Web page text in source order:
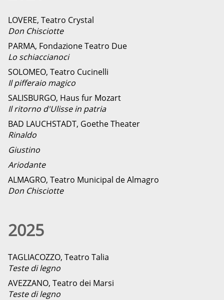
LOVERE, Teatro Crystal
Don Chisciotte
PARMA, Fondazione Teatro Due
Lo schiaccianoci
SOLOMEO, Teatro Cucinelli
Il pifferaio magico
SALISBURGO, Haus fur Mozart
Il ritorno d'Ulisse in patria
BAD LAUCHSTADT, Goethe Theater
Rinaldo
Giustino
Ariodante
ALMAGRO, Teatro Municipal de Almagro
Don Chisciotte
2025
TAGLIACOZZO, Teatro Talia
Teste di legno
AVEZZANO, Teatro dei Marsi
Teste di legno